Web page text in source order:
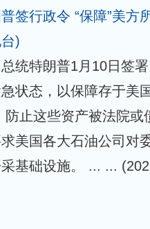
签行政令 “保障”美方
)
统特朗普1月10日签
急状态，以保障存于美
防止这些资产被法院或
美国各大石油公司对
基础设施。 ... ...